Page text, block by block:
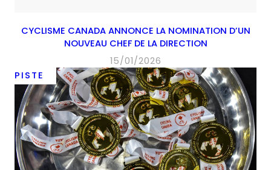
CYCLISME CANADA ANNONCE LA NOMINATION D’UN
NOUVEAU CHEF DE LA DIRECTION
15/01/2026
PISTE